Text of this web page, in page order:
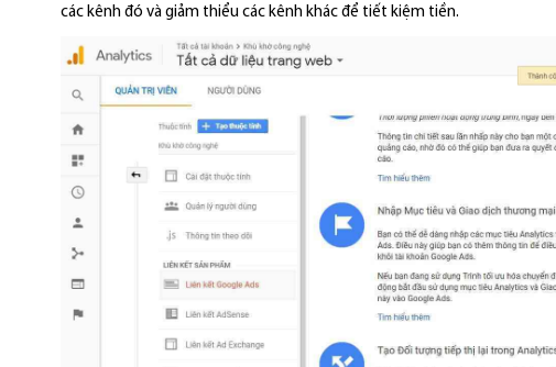
các kênh đó và giảm thiểu các kênh khác để tiết kiệm tiền.